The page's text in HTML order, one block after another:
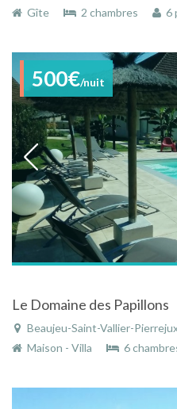
Gîte 2 chambres 6
500€/nuit
Le Domaine des Papillons
Beaujeu-Saint-Vallier-Pierrejux-et-Quitteur (30 km),
Maison - Villa
6